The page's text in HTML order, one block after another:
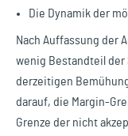
Die Dynamik der
Nach Auffassung der
wenig Bestandteil
derzeitigen
darauf, die Margin-
Grenze der nicht